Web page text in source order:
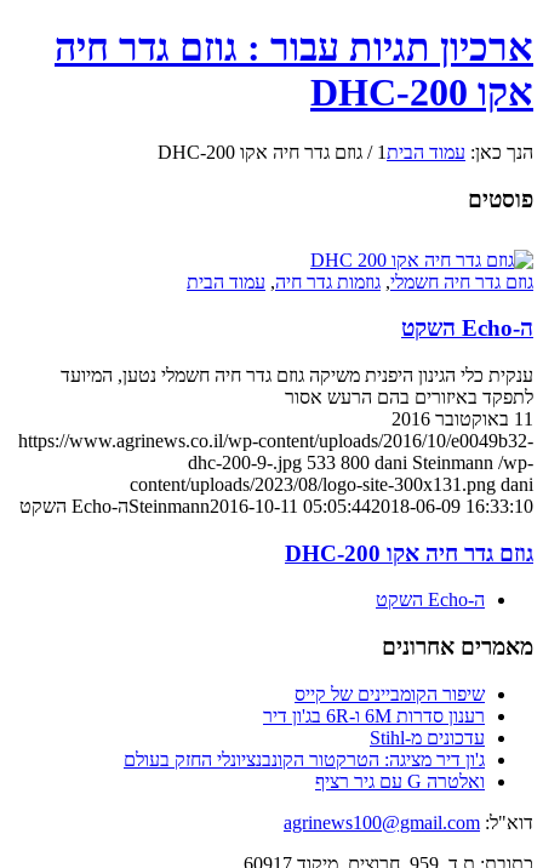
ארכיון תגיות עבור : גוזם גדר חיה
אקו DHC-200
הנך כאן: עמוד הבית1
/ גוזם גדר חיה אקו DHC-200
פוסטים
גוזם גדר חיה חשמלי, גוזמות גדר חיה, עמוד הבית
ה-Echo השקט
ענקית כלי הגינון היפנית משיקה גוזם גדר חיה חשמלי נטען, המיועד
לתפקד באיזורים בהם הרעש אסור
11 באוקטובר 2016
https://www.agrinews.co.il/wp-content/uploads/2016/10/e0049b32-
dhc-200-9-.jpg 533 800 dani Steinmann /wp-
content/uploads/2023/08/logo-site-300x131.png dani
Steinmann2016-10-11 05:05:442018-06-09 16:33:10 ה-Echo השקט
גוזם גדר חיה אקו DHC-200
ה-Echo השקט
מאמרים אחרונים
שיפור הקומביינים של קייס
רענון סדרות 6M ו-6R בג'ון דיר
עדכונים מ-Stihl
ג'ון דיר מציגה: הטרקטור הקונבנציונלי החזק בעולם
ואלטרה G עם גיר רציף
דוא"ל: agrinews100@gmail.com
כתובת: ת.ד. 959, חרוצים, מיקוד 60917